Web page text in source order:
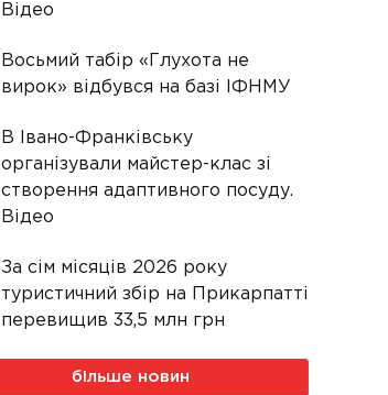
Відео
Восьмий табір «Глухота не
вирок» відбувся на базі ІФНМУ
В Івано-Франківську
організували майстер-клас зі
створення адаптивного посуду.
Відео
За сім місяців 2026 року
туристичний збір на Прикарпатті
перевищив 33,5 млн грн
більше новин